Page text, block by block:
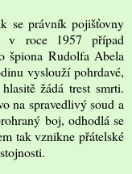
se právník pojišťovny
v roce 1957 případ
špiona Rudolfa Abela
vyslouží pohrdavé,
žádá trest smrti.
na spravedlivý soud a
boj, odhodlá se
tak vznikne přátelské